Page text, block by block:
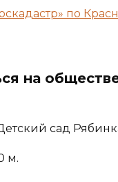
по
на
сад
м.